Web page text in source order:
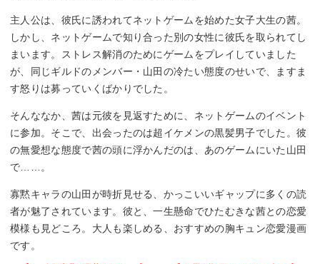
主人公は、彼氏に誘われてネットゲームを始めた女子大生の茜。
しかし、ネットゲームで知り合った別の女性に彼氏を取られてし
まいます。ストレス解消のためにゲームをプレイしていました
が、同じギルドのメンバー・山田の冷たい態度のせいで、ますま
す怒りは募っていくばかりでした。
そんななか、茜は元彼を見返すために、ネットゲームのイベント
に参加。そこで、出会ったのは超イケメンの黒髪男子でした。彼
の無愛想な態度で茜の頭に浮かんだのは、あのゲームにいた山田
で……。
寡黙キャラの山田が時折見せる、かっこいいギャップに多くの読
者が魅了されています。彼と、一生懸命でひたむきな茜との恋愛
模様も見どころ。大人も楽しめる、おすすめの胸キュン恋愛漫画
です。